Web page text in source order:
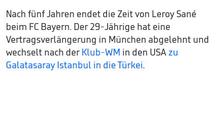
Nach fünf Jahren endet die Zeit von Leroy Sané
beim FC Bayern. Der 29-Jährige hat eine
Vertragsverlängerung in München abgelehnt und
wechselt nach der Klub-WM in den USAzu
Galatasaray Istanbul in die Türkei.